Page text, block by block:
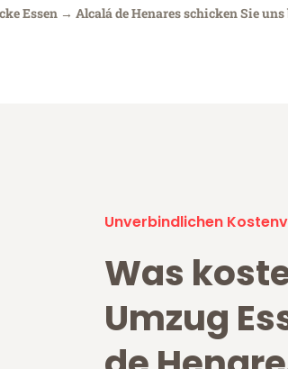
Essen → Alcalá de Henares schicken Sie
Unverbindlichen
Was
Umzug